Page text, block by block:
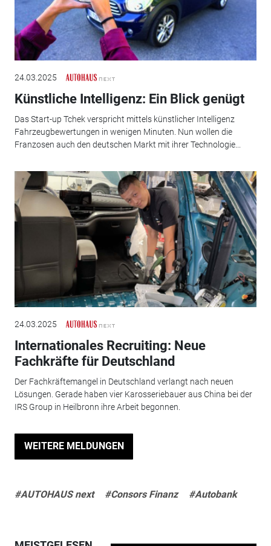
24.03.2025
Künstliche Intelligenz: Ein Blick genügt
Das Start-up Tchek verspricht mittels künstlicher Intelligenz
Fahrzeugbewertungen in wenigen Minuten. Nun wollen die
Franzosen auch den deutschen Markt mit ihrer Technologie...
24.03.2025
Internationales Recruiting: Neue
Fachkräfte für Deutschland
Der Fachkräftemangel in Deutschland verlangt nach neuen
Lösungen. Gerade haben vier Karosseriebauer aus China bei der
IRS Group in Heilbronn ihre Arbeit begonnen.
WEITERE MELDUNGEN
#AUTOHAUS next #Consors Finanz #Autobank